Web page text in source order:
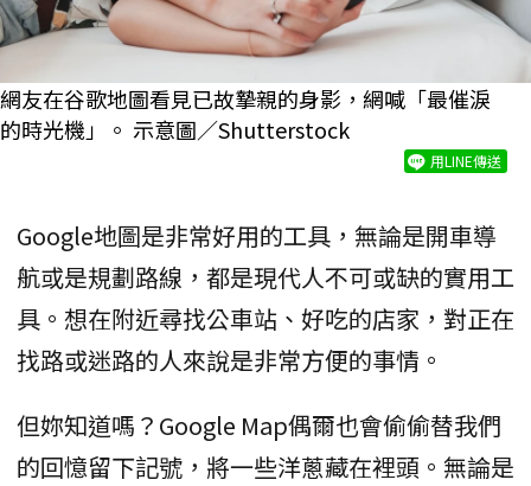
網友在谷歌地圖看見已故摯親的身影，網喊「最催淚
的時光機」。 示意圖／Shutterstock
用LINE傳送
Google地圖是非常好用的工具，無論是開車導
航或是規劃路線，都是現代人不可或缺的實用工
具。想在附近尋找公車站、好吃的店家，對正在
找路或迷路的人來說是非常方便的事情。
但妳知道嗎？Google Map偶爾也會偷偷替我們
的回憶留下記號，將一些洋蔥藏在裡頭。無論是